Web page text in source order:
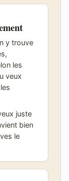
y trouve
les
veux
juste
bien
le